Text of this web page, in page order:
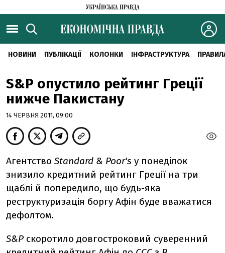
НОВИНИ ПУБЛІКАЦІЇ КОЛОНКИ ІНФРАСТРУКТУРА
S&P опустило рейтинг Греції
нижче Пакистану
14 ЧЕРВНЯ 2011, 09:00
Агентство Standard & Poor's у понеділок
знизило кредитний рейтинг Греції на три
щаблі й попередило, що будь-яка
реструктуризація боргу Афін буде вважатися
дефолтом.
S&P скоротило довгостроковий суверенний